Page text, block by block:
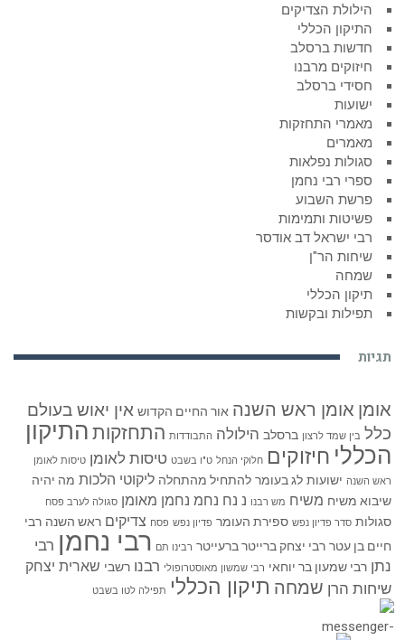
הילולת הצדיקים
התיקון הכללי
חדשות ברסלב
חיזוקים מרבנו
חסידי ברסלב
ישועות
מאמרי התחזקות
מאמרים
סגולות נפלאות
ספרי רבי נחמן
פרשת השבוע
פשיטות ותמימות
רבי ישראל דב אודסר
שיחות הר"ן
שמחה
תיקון הכללי
תפילות ובקשות
תגיות
אומן אומן ראש השנה אור החיים הקדוש אין יאוש בעולם
כלל בין שמד לרצון ברסלב הילולה התבודדות התחזקות התיקון
הכללי חיזוקים חלוקי הנחל ט"ו בשבט טיסות לאומן טיסות לאומן
ראש השנה ישועות לג בעומר להתחיל מהתחלה ליקוטי הלכות מה יהיה
שיבוא משיח משיח מש רבנו נ נח נחמ נחמן מאומן סגולה לערב פסח
סגולות סדר פדיון נפש ספירת העומר פדיון נפש פסח צדיקים ראש השנה רבי
חיים בן עטר רבי יצחק ברייטר ברעייטר רבינו תם רבי נחמן רבי
נתן רבי שמעון בר יוחאי רבי שמשון מאוסטרופולי רבנו רשבי שארית יצחק
שיחות הרן שמחה תיקון הכללי תפילה לטו בשבט